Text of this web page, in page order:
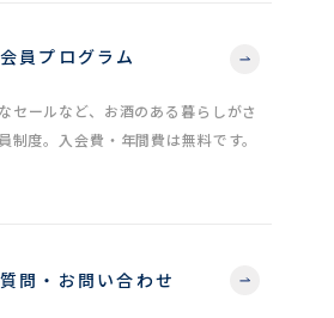
員プログラム
セールなど、お酒のある暮らしがさ
制度。入会費・年間費は無料です。
問・お問い合わせ